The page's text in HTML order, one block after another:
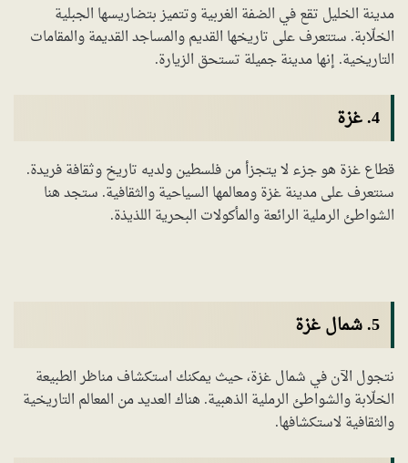
مدينة الخليل تقع في الضفة الغربية وتتميز بتضاريسها الجبلية
الخلّابة. ستتعرف على تاريخها القديم والمساجد القديمة والمقامات
التاريخية. إنها مدينة جميلة تستحق الزيارة.
4. غزة
قطاع غزة هو جزء لا يتجزأ من فلسطين ولديه تاريخ وثقافة فريدة.
سنتعرف على مدينة غزة ومعالمها السياحية والثقافية. ستجد هنا
الشواطئ الرملية الرائعة والمأكولات البحرية اللذيذة.
5. شمال غزة
نتجول الآن في شمال غزة، حيث يمكنك استكشاف مناظر الطبيعة
الخلّابة والشواطئ الرملية الذهبية. هناك العديد من المعالم التاريخية
والثقافية لاستكشافها.